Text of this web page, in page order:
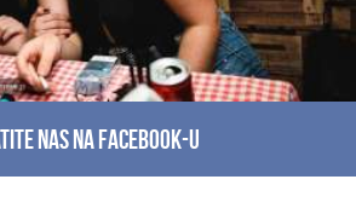
nas na facebook-u